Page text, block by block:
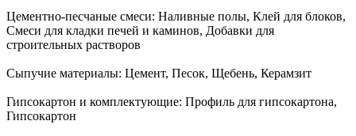
Цементно-песчаные смеси: Наливные полы, Клей для блоков,
Смеси для кладки печей и каминов, Добавки для
строительных растворов
Сыпучие материалы: Цемент, Песок, Щебень, Керамзит
Гипсокартон и комплектующие: Профиль для гипсокартона,
Гипсокартон